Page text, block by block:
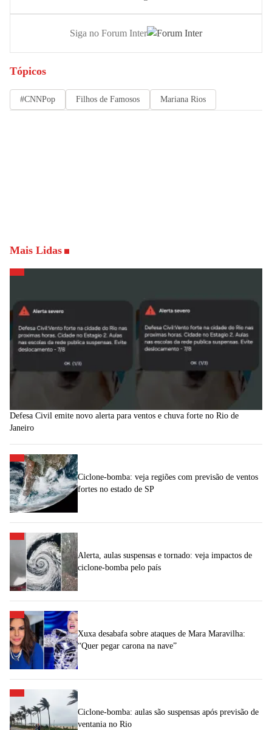
Siga no Forum Inter
Tópicos
#CNNPop Filhos de Famosos Mariana Rios
Mais Lidas
Defesa Civil emite novo alerta para ventos e chuva forte no Rio de
Janeiro
Ciclone-bomba: veja regiões com previsão de ventos
fortes no estado de SP
Alerta, aulas suspensas e tornado: veja impactos de
ciclone-bomba pelo país
Xuxa desabafa sobre ataques de Mara Maravilha:
“Quer pegar carona na nave”
Ciclone-bomba: aulas são suspensas após previsão de
ventania no Rio